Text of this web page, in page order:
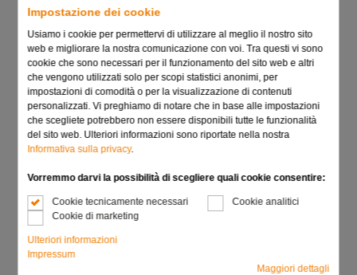
Impostazione dei cookie
Usiamo i cookie per permettervi di utilizzare al meglio il nostro sito
web e migliorare la nostra comunicazione con voi. Tra questi vi sono
cookie che sono necessari per il funzionamento del sito web e altri
che vengono utilizzati solo per scopi statistici anonimi, per
impostazioni di comodità o per la visualizzazione di contenuti
personalizzati. Vi preghiamo di notare che in base alle impostazioni
che scegliete potrebbero non essere disponibili tutte le funzionalità
del sito web. Ulteriori informazioni sono riportate nella nostra
Informativa sulla privacy.
Vorremmo darvi la possibilità di scegliere quali cookie consentire:
Cookie tecnicamente necessari
Cookie analitici
Cookie di marketing
Ulteriori informazioni
Impressum
Maggiori dettagli
Francia, ma anche in mercati fondamentali come Stati Uniti
strategico, ci permettono di offrire i nostri prodotti e servizi e
di reagire rapidamente in modo diretto e locale. Con i nostri
percorsi di consegna brevi, diamo ai nostri clienti un
importante vantaggio strategico. I nostri processi di
fabbricazione e i materiali sono gli stessi in tutti i siti di
produzione, e questo ci consente di garantire la massima
qualità ovunque.